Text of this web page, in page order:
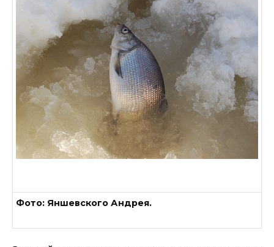
Фото: Яншевского Андрея.